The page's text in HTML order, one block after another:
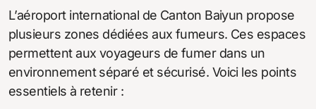
L’aéroport international de Canton Baiyun propose
plusieurs zones dédiées aux fumeurs. Ces espaces
permettent aux voyageurs de fumer dans un
environnement séparé et sécurisé. Voici les points
essentiels à retenir :